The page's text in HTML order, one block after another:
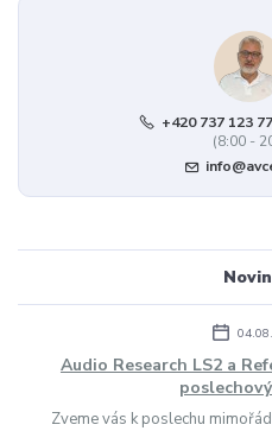
+420 737 123
(8:00 -
Audio Research LS2 a
Zveme vás k poslechu